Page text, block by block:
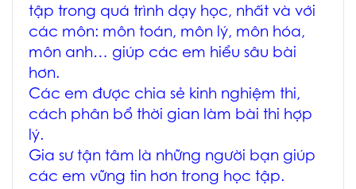
tập trong quá trình dạy học, nhất và với
các môn: môn toán, môn lý, môn hóa,
môn anh… giúp các em hiểu sâu bài
hơn.
Các em được chia sẻ kinh nghiệm thi,
cách phân bổ thời gian làm bài thi hợp
lý.
Gia sư tận tâm là những người bạn giúp
các em vững tin hơn trong học tập.